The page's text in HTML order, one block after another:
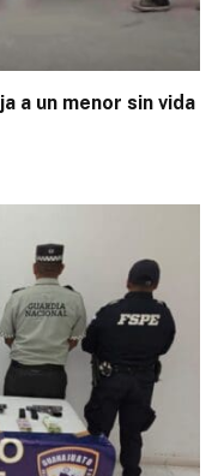
a un menor sin vida